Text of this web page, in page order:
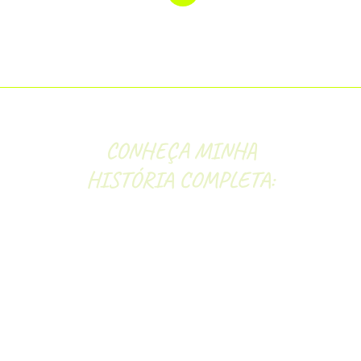
CONHEÇA MINHA
HISTÓRIA COMPLETA: